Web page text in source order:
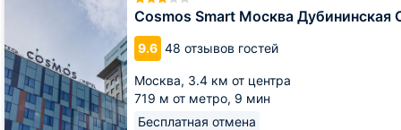
Cosmos Smart Москва Дубининская
9.6 48 отзывов гостей
Москва, 3.4 км от центра
719 м от метро, 9 мин
Бесплатная отмена
Отель